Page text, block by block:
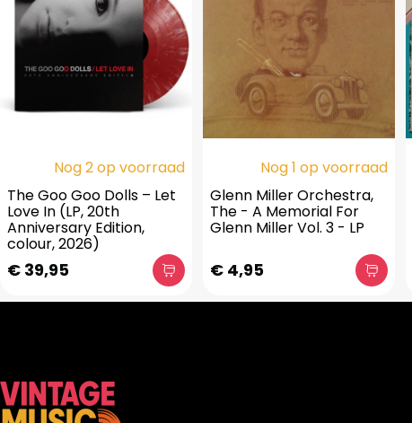
Nog 2 op voorraad
The Goo Goo Dolls – Let
Love In (LP, 20th
Anniversary Edition,
colour, 2026)
€ 39,95
Nog 1 op voorraad
Glenn Miller Orchestra,
The - A Memorial For
Glenn Miller Vol. 3 - LP
€ 4,95